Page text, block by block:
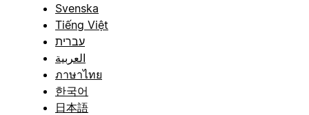
Svenska
Tiếng Việt
עברית
العربية
ภาษาไทย
한국어
日本語